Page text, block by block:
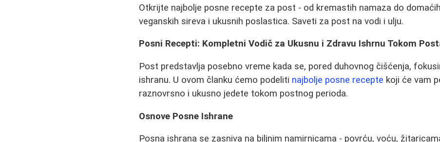
Otkrijte najbolje posne recepte za post - od kremastih namaza do
veganskih sireva i ukusnih poslastica. Saveti za post na vodi i ulju.
Posni Recepti: Kompletni Vodič za Ukusnu i Zdravu Ishrnu Tokom
Post predstavlja posebno vreme kada se, pored duhovnog čišćenja,
ishranu. U ovom članku ćemo podeliti najbolje posne recepte koji će vam
raznovrsno i ukusno jedete tokom postnog perioda.
Osnove Posne Ishrane
Posna ishrana se zasniva na biljnim namirnicama - povrću, voću,